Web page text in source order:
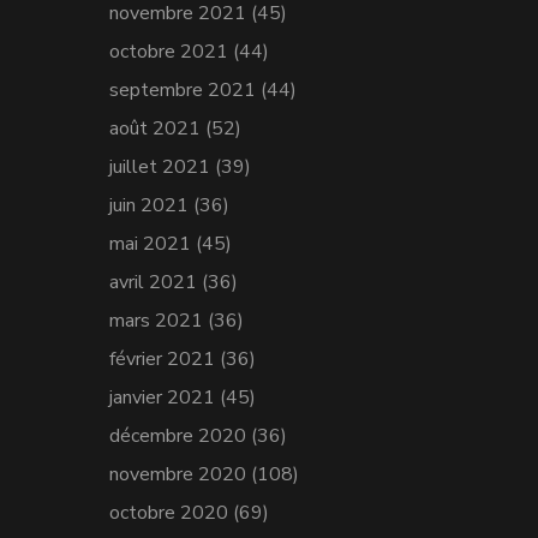
novembre 2021 (45)
octobre 2021 (44)
septembre 2021 (44)
août 2021 (52)
juillet 2021 (39)
juin 2021 (36)
mai 2021 (45)
avril 2021 (36)
mars 2021 (36)
février 2021 (36)
janvier 2021 (45)
décembre 2020 (36)
novembre 2020 (108)
octobre 2020 (69)